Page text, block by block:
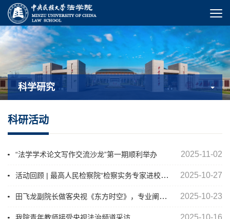
科学研究
科研活动
“法学学术论文写作交流沙龙”第一期顺利举办 2025-11-02
活动回顾 | 最高人民检察院“检察实务专家进校园”第十九讲顺利举行 2025-10-27
田飞龙副院长做客央视《东方时空》，专业阐述联大第2758号决议与“一个中国”原则 2025-10-23
我院青年教师接受央视法治频道采访 2025-10-16